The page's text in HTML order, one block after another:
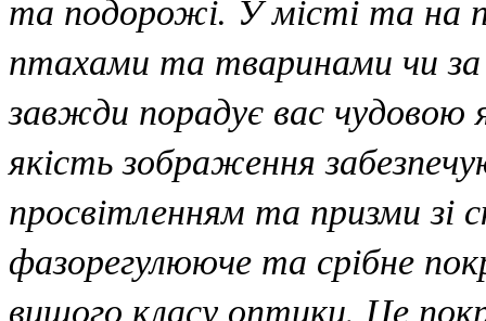
птахами та тваринами чи за
завжди порадує вас чудовою
якість зображення
просвітленням та призми
фазорегулююче та срібне
вищого класу оптики. Це